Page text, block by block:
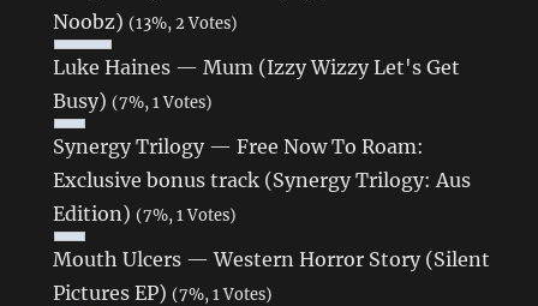
Noobz) (13%, 2 Votes)
Luke Haines — Mum (Izzy Wizzy Let's Get
Busy) (7%, 1 Votes)
Synergy Trilogy — Free Now To Roam:
Exclusive bonus track (Synergy Trilogy: Aus
Edition) (7%, 1 Votes)
Mouth Ulcers — Western Horror Story (Silent
Pictures EP) (7%, 1 Votes)